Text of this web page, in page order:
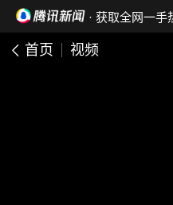
· 获取全网一手
首页 视频